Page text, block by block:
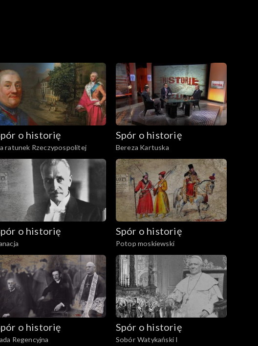
o historię
ratunek Rzeczypospolitej
Spór o historię
Bereza Kartuska
o historię Spór o historię
Potop moskiewski
o historię
Regencyjna
Spór o historię
Sobór Watykański I